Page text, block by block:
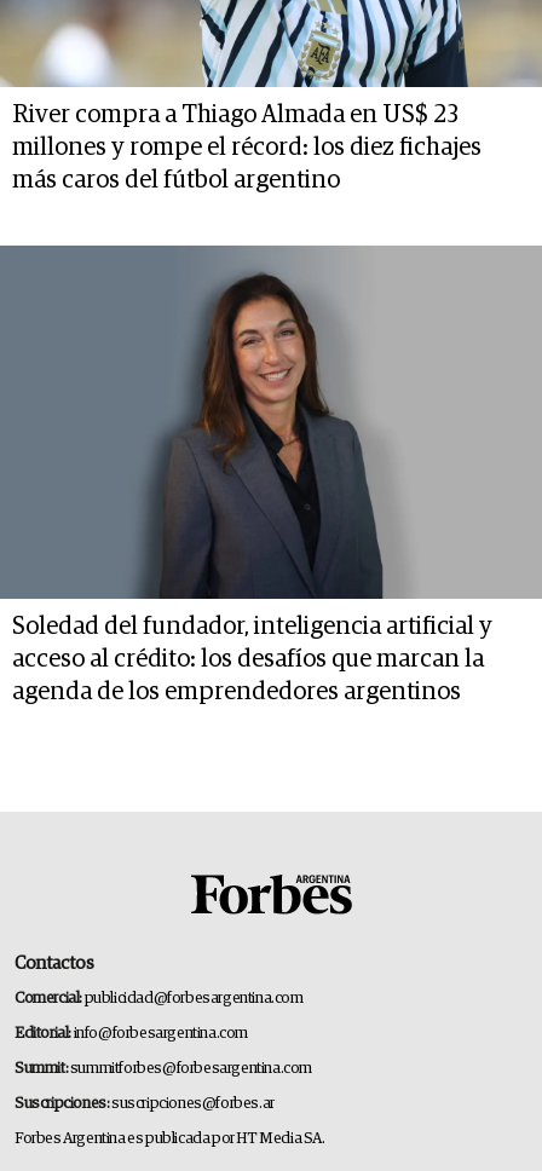
River compra a Thiago Almada en US$ 23
millones y rompe el récord: los diez fichajes
más caros del fútbol argentino
Soledad del fundador, inteligencia artificial y
acceso al crédito: los desafíos que marcan la
agenda de los emprendedores argentinos
Contactos
Comercial:publicidad@forbesargentina.com
Editorial:info@forbesargentina.com
Summit:summitforbes@forbesargentina.com
Suscripciones:suscripciones@forbes.ar
Forbes Argentina es publicada por HT Media SA.